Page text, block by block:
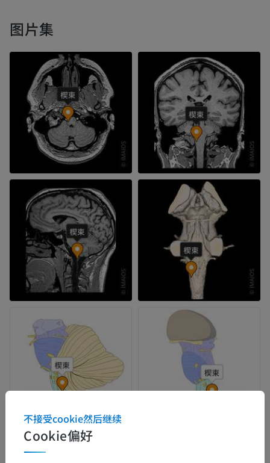
图片集
Cookie偏好
不接受cookie然后继续